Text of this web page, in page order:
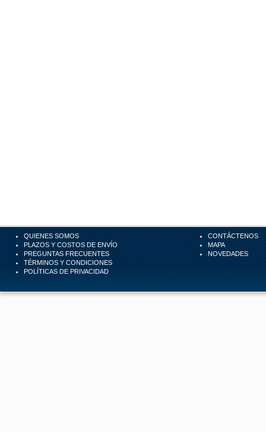
QUIENES SOMOS
PLAZOS Y COSTOS DE ENVÍO
PREGUNTAS FRECUENTES
TÉRMINOS Y CONDICIONES
POLÍTICAS DE PRIVACIDAD
CONTÁCTENOS
MAPA
NOVEDADES